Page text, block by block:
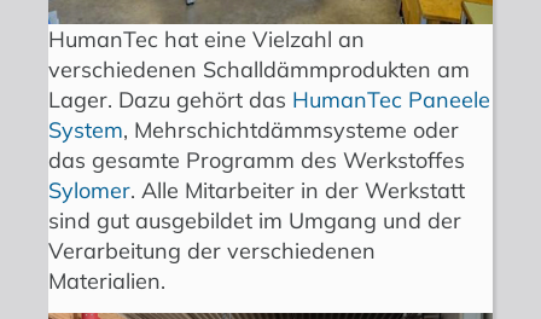
HumanTec hat eine Vielzahl an
verschiedenen Schalldämmprodukten am
Lager. Dazu gehört das HumanTec Paneele
System, Mehrschichtdämmsysteme oder
das gesamte Programm des Werkstoffes
Sylomer. Alle Mitarbeiter in der Werkstatt
sind gut ausgebildet im Umgang und der
Verarbeitung der verschiedenen
Materialien.